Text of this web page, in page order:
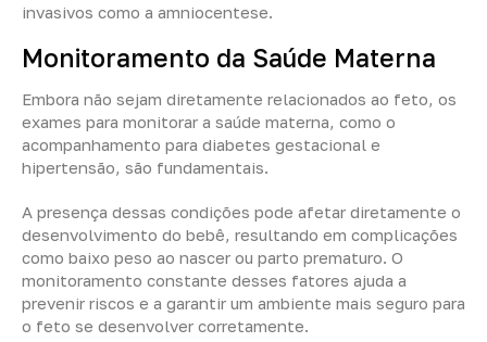
invasivos como a amniocentese.
Monitoramento da Saúde Materna
Embora não sejam diretamente relacionados ao feto, os
exames para monitorar a saúde materna, como o
acompanhamento para diabetes gestacional e
hipertensão, são fundamentais.
A presença dessas condições pode afetar diretamente o
desenvolvimento do bebê, resultando em complicações
como baixo peso ao nascer ou parto prematuro. O
monitoramento constante desses fatores ajuda a
prevenir riscos e a garantir um ambiente mais seguro para
o feto se desenvolver corretamente.